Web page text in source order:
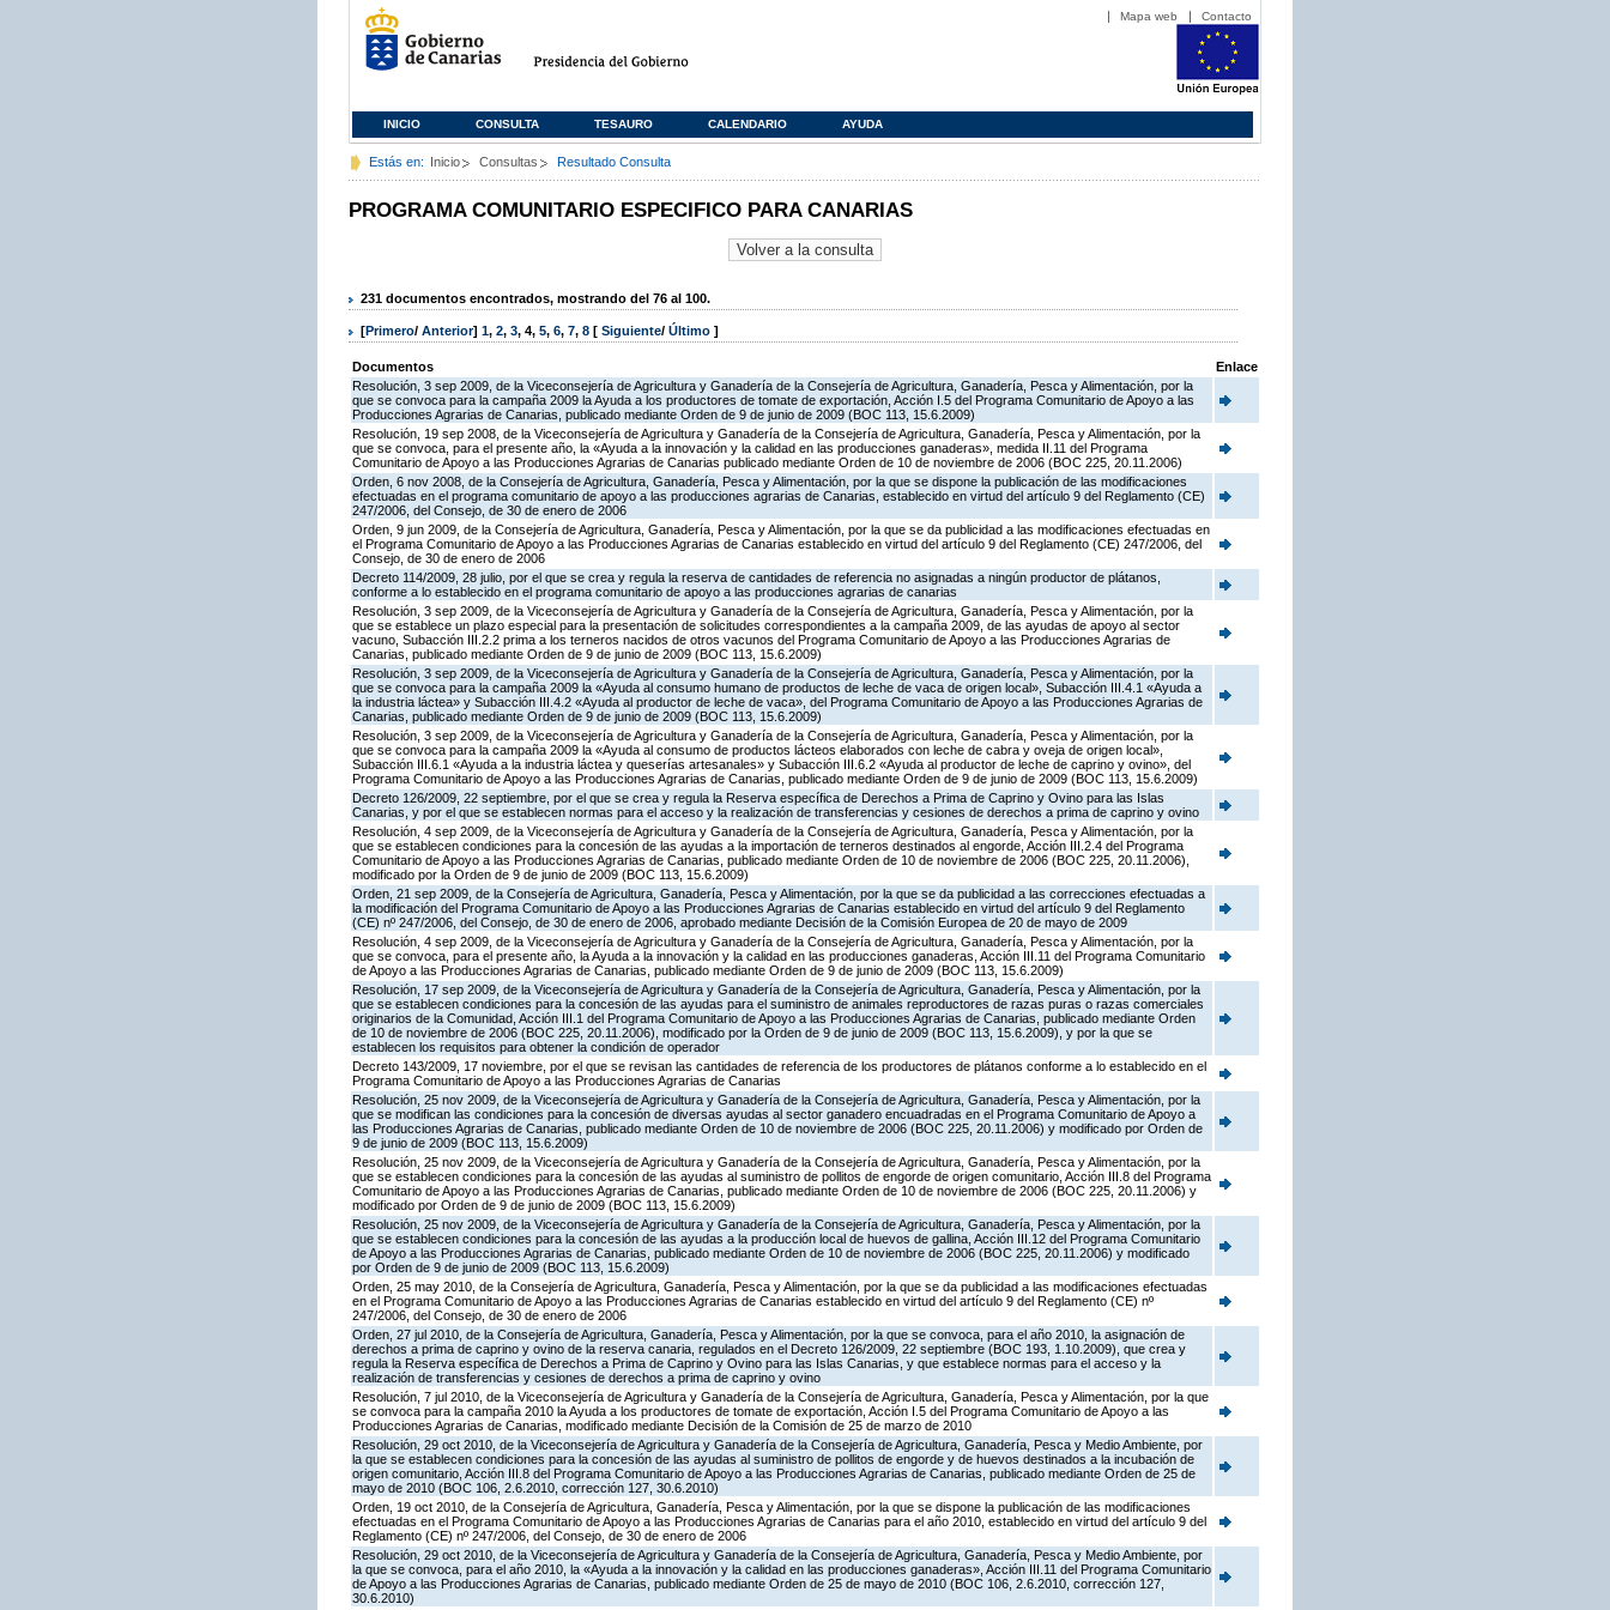
Mapa web Contacto
INICIO CONSULTA TESAURO CALENDARIO AYUDA
Estás en: Inicio Consultas Resultado Consulta
PROGRAMA COMUNITARIO ESPECIFICO PARA CANARIAS
231 documentos encontrados, mostrando del 76 al 100.
[Primero/ Anterior] 1, 2, 3, 4, 5, 6, 7, 8 [ Siguiente/ Último ]
Documentos
Enlace
Resolución, 3 sep 2009, de la Viceconsejería de Agricultura y Ganadería de la Consejería de Agricultura, Ganadería, Pesca y Alimentación, por la
que se convoca para la campaña 2009 la Ayuda a los productores de tomate de exportación, Acción I.5 del Programa Comunitario de Apoyo a las
Producciones Agrarias de Canarias, publicado mediante Orden de 9 de junio de 2009 (BOC 113, 15.6.2009)
Resolución, 19 sep 2008, de la Viceconsejería de Agricultura y Ganadería de la Consejería de Agricultura, Ganadería, Pesca y Alimentación, por la
que se convoca, para el presente año, la «Ayuda a la innovación y la calidad en las producciones ganaderas», medida II.11 del Programa
Comunitario de Apoyo a las Producciones Agrarias de Canarias publicado mediante Orden de 10 de noviembre de 2006 (BOC 225, 20.11.2006)
Orden, 6 nov 2008, de la Consejería de Agricultura, Ganadería, Pesca y Alimentación, por la que se dispone la publicación de las modificaciones
efectuadas en el programa comunitario de apoyo a las producciones agrarias de Canarias, establecido en virtud del artículo 9 del Reglamento (CE)
247/2006, del Consejo, de 30 de enero de 2006
Orden, 9 jun 2009, de la Consejería de Agricultura, Ganadería, Pesca y Alimentación, por la que se da publicidad a las modificaciones efectuadas en
el Programa Comunitario de Apoyo a las Producciones Agrarias de Canarias establecido en virtud del artículo 9 del Reglamento (CE) 247/2006, del
Consejo, de 30 de enero de 2006
Decreto 114/2009, 28 julio, por el que se crea y regula la reserva de cantidades de referencia no asignadas a ningún productor de plátanos,
conforme a lo establecido en el programa comunitario de apoyo a las producciones agrarias de canarias
Resolución, 3 sep 2009, de la Viceconsejería de Agricultura y Ganadería de la Consejería de Agricultura, Ganadería, Pesca y Alimentación, por la
que se establece un plazo especial para la presentación de solicitudes correspondientes a la campaña 2009, de las ayudas de apoyo al sector
vacuno, Subacción III.2.2 prima a los terneros nacidos de otros vacunos del Programa Comunitario de Apoyo a las Producciones Agrarias de
Canarias, publicado mediante Orden de 9 de junio de 2009 (BOC 113, 15.6.2009)
Resolución, 3 sep 2009, de la Viceconsejería de Agricultura y Ganadería de la Consejería de Agricultura, Ganadería, Pesca y Alimentación, por la
que se convoca para la campaña 2009 la «Ayuda al consumo humano de productos de leche de vaca de origen local», Subacción III.4.1 «Ayuda a
la industria láctea» y Subacción III.4.2 «Ayuda al productor de leche de vaca», del Programa Comunitario de Apoyo a las Producciones Agrarias de
Canarias, publicado mediante Orden de 9 de junio de 2009 (BOC 113, 15.6.2009)
Resolución, 3 sep 2009, de la Viceconsejería de Agricultura y Ganadería de la Consejería de Agricultura, Ganadería, Pesca y Alimentación, por la
que se convoca para la campaña 2009 la «Ayuda al consumo de productos lácteos elaborados con leche de cabra y oveja de origen local»,
Subacción III.6.1 «Ayuda a la industria láctea y queserías artesanales» y Subacción III.6.2 «Ayuda al productor de leche de caprino y ovino», del
Programa Comunitario de Apoyo a las Producciones Agrarias de Canarias, publicado mediante Orden de 9 de junio de 2009 (BOC 113, 15.6.2009)
Decreto 126/2009, 22 septiembre, por el que se crea y regula la Reserva específica de Derechos a Prima de Caprino y Ovino para las Islas
Canarias, y por el que se establecen normas para el acceso y la realización de transferencias y cesiones de derechos a prima de caprino y ovino
Resolución, 4 sep 2009, de la Viceconsejería de Agricultura y Ganadería de la Consejería de Agricultura, Ganadería, Pesca y Alimentación, por la
que se establecen condiciones para la concesión de las ayudas a la importación de terneros destinados al engorde, Acción III.2.4 del Programa
Comunitario de Apoyo a las Producciones Agrarias de Canarias, publicado mediante Orden de 10 de noviembre de 2006 (BOC 225, 20.11.2006),
modificado por la Orden de 9 de junio de 2009 (BOC 113, 15.6.2009)
Orden, 21 sep 2009, de la Consejería de Agricultura, Ganadería, Pesca y Alimentación, por la que se da publicidad a las correcciones efectuadas a
la modificación del Programa Comunitario de Apoyo a las Producciones Agrarias de Canarias establecido en virtud del artículo 9 del Reglamento
(CE) nº 247/2006, del Consejo, de 30 de enero de 2006, aprobado mediante Decisión de la Comisión Europea de 20 de mayo de 2009
Resolución, 4 sep 2009, de la Viceconsejería de Agricultura y Ganadería de la Consejería de Agricultura, Ganadería, Pesca y Alimentación, por la
que se convoca, para el presente año, la Ayuda a la innovación y la calidad en las producciones ganaderas, Acción III.11 del Programa Comunitario
de Apoyo a las Producciones Agrarias de Canarias, publicado mediante Orden de 9 de junio de 2009 (BOC 113, 15.6.2009)
Resolución, 17 sep 2009, de la Viceconsejería de Agricultura y Ganadería de la Consejería de Agricultura, Ganadería, Pesca y Alimentación, por la
que se establecen condiciones para la concesión de las ayudas para el suministro de animales reproductores de razas puras o razas comerciales
originarios de la Comunidad, Acción III.1 del Programa Comunitario de Apoyo a las Producciones Agrarias de Canarias, publicado mediante Orden
de 10 de noviembre de 2006 (BOC 225, 20.11.2006), modificado por la Orden de 9 de junio de 2009 (BOC 113, 15.6.2009), y por la que se
establecen los requisitos para obtener la condición de operador
Decreto 143/2009, 17 noviembre, por el que se revisan las cantidades de referencia de los productores de plátanos conforme a lo establecido en el
Programa Comunitario de Apoyo a las Producciones Agrarias de Canarias
Resolución, 25 nov 2009, de la Viceconsejería de Agricultura y Ganadería de la Consejería de Agricultura, Ganadería, Pesca y Alimentación, por la
que se modifican las condiciones para la concesión de diversas ayudas al sector ganadero encuadradas en el Programa Comunitario de Apoyo a
las Producciones Agrarias de Canarias, publicado mediante Orden de 10 de noviembre de 2006 (BOC 225, 20.11.2006) y modificado por Orden de
9 de junio de 2009 (BOC 113, 15.6.2009)
Resolución, 25 nov 2009, de la Viceconsejería de Agricultura y Ganadería de la Consejería de Agricultura, Ganadería, Pesca y Alimentación, por la
que se establecen condiciones para la concesión de las ayudas al suministro de pollitos de engorde de origen comunitario, Acción III.8 del Programa
Comunitario de Apoyo a las Producciones Agrarias de Canarias, publicado mediante Orden de 10 de noviembre de 2006 (BOC 225, 20.11.2006) y
modificado por Orden de 9 de junio de 2009 (BOC 113, 15.6.2009)
Resolución, 25 nov 2009, de la Viceconsejería de Agricultura y Ganadería de la Consejería de Agricultura, Ganadería, Pesca y Alimentación, por la
que se establecen condiciones para la concesión de las ayudas a la producción local de huevos de gallina, Acción III.12 del Programa Comunitario
de Apoyo a las Producciones Agrarias de Canarias, publicado mediante Orden de 10 de noviembre de 2006 (BOC 225, 20.11.2006) y modificado
por Orden de 9 de junio de 2009 (BOC 113, 15.6.2009)
Orden, 25 may 2010, de la Consejería de Agricultura, Ganadería, Pesca y Alimentación, por la que se da publicidad a las modificaciones efectuadas
en el Programa Comunitario de Apoyo a las Producciones Agrarias de Canarias establecido en virtud del artículo 9 del Reglamento (CE) nº
247/2006, del Consejo, de 30 de enero de 2006
Orden, 27 jul 2010, de la Consejería de Agricultura, Ganadería, Pesca y Alimentación, por la que se convoca, para el año 2010, la asignación de
derechos a prima de caprino y ovino de la reserva canaria, regulados en el Decreto 126/2009, 22 septiembre (BOC 193, 1.10.2009), que crea y
regula la Reserva específica de Derechos a Prima de Caprino y Ovino para las Islas Canarias, y que establece normas para el acceso y la
realización de transferencias y cesiones de derechos a prima de caprino y ovino
Resolución, 7 jul 2010, de la Viceconsejería de Agricultura y Ganadería de la Consejería de Agricultura, Ganadería, Pesca y Alimentación, por la que
se convoca para la campaña 2010 la Ayuda a los productores de tomate de exportación, Acción I.5 del Programa Comunitario de Apoyo a las
Producciones Agrarias de Canarias, modificado mediante Decisión de la Comisión de 25 de marzo de 2010
Resolución, 29 oct 2010, de la Viceconsejería de Agricultura y Ganadería de la Consejería de Agricultura, Ganadería, Pesca y Medio Ambiente, por
la que se establecen condiciones para la concesión de las ayudas al suministro de pollitos de engorde y de huevos destinados a la incubación de
origen comunitario, Acción III.8 del Programa Comunitario de Apoyo a las Producciones Agrarias de Canarias, publicado mediante Orden de 25 de
mayo de 2010 (BOC 106, 2.6.2010, corrección 127, 30.6.2010)
Orden, 19 oct 2010, de la Consejería de Agricultura, Ganadería, Pesca y Alimentación, por la que se dispone la publicación de las modificaciones
efectuadas en el Programa Comunitario de Apoyo a las Producciones Agrarias de Canarias para el año 2010, establecido en virtud del artículo 9 del
Reglamento (CE) nº 247/2006, del Consejo, de 30 de enero de 2006
Resolución, 29 oct 2010, de la Viceconsejería de Agricultura y Ganadería de la Consejería de Agricultura, Ganadería, Pesca y Medio Ambiente, por
la que se convoca, para el año 2010, la «Ayuda a la innovación y la calidad en las producciones ganaderas», Acción III.11 del Programa Comunitario
de Apoyo a las Producciones Agrarias de Canarias, publicado mediante Orden de 25 de mayo de 2010 (BOC 106, 2.6.2010, corrección 127,
30.6.2010)